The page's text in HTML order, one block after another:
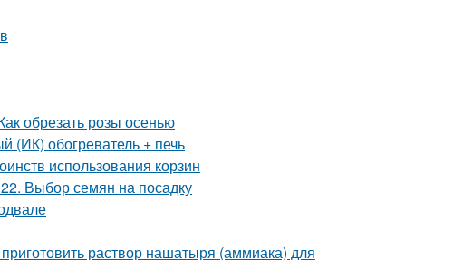
обрезать розы осенью
(ИК) обогреватель + печь
использования корзин
Выбор семян на посадку
раствор нашатыря (аммиака) для